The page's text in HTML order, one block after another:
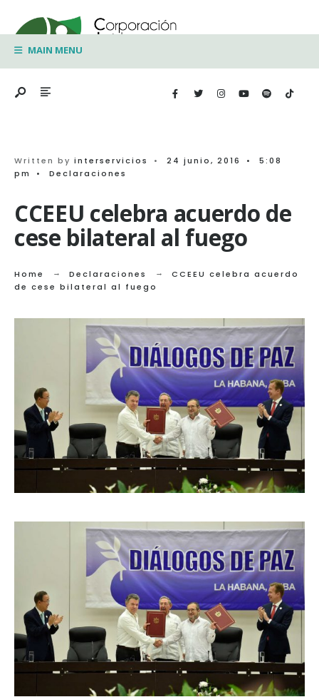
to
contentMAIN MENU
Written by interservicios • 24 junio, 2016 •
5:08
pm
• Declaraciones
CCEEU celebra acuerdo de
cese bilateral al fuego
Home Declaraciones
CCEEU celebra acuerdo
de cese bilateral al fuego
for: